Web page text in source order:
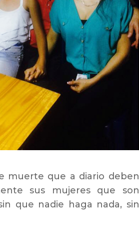
muerte que a diario deben
sus mujeres que son
que nadie haga nada, sin